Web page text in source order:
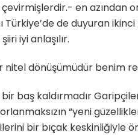
en azından
Türkiye’de de duyuran
iyi anlaşılır.
dönüşümüdür benim
baş kaldırmadır
“yeni
bir bıçak keskinliğiyle